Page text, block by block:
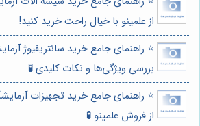
از علمینو با خیال راحت خرید کنید!
⭐️ راهنمای جامع خرید سانتریفیوژ
بررسی ویژگی‌ها و نکات کلیدی 🧪
⭐️ راهنمای جامع خرید تجهیزات
از فروش علمینو 🧪